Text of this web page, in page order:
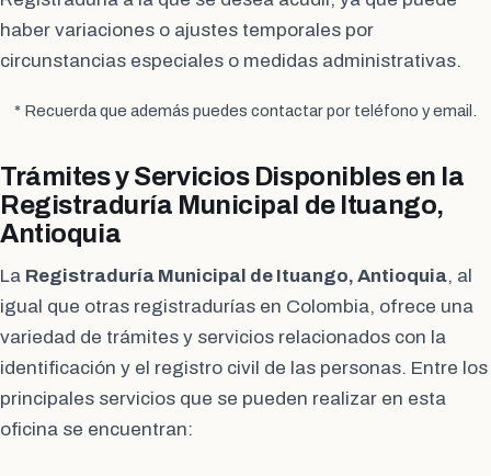
haber variaciones o ajustes temporales por
circunstancias especiales o medidas administrativas.
* Recuerda que además puedes contactar por teléfono y email.
Trámites y Servicios Disponibles en la
Registraduría Municipal de Ituango,
Antioquia
La Registraduría Municipal de Ituango, Antioquia, al
igual que otras registradurías en Colombia, ofrece una
variedad de trámites y servicios relacionados con la
identificación y el registro civil de las personas. Entre los
principales servicios que se pueden realizar en esta
oficina se encuentran: